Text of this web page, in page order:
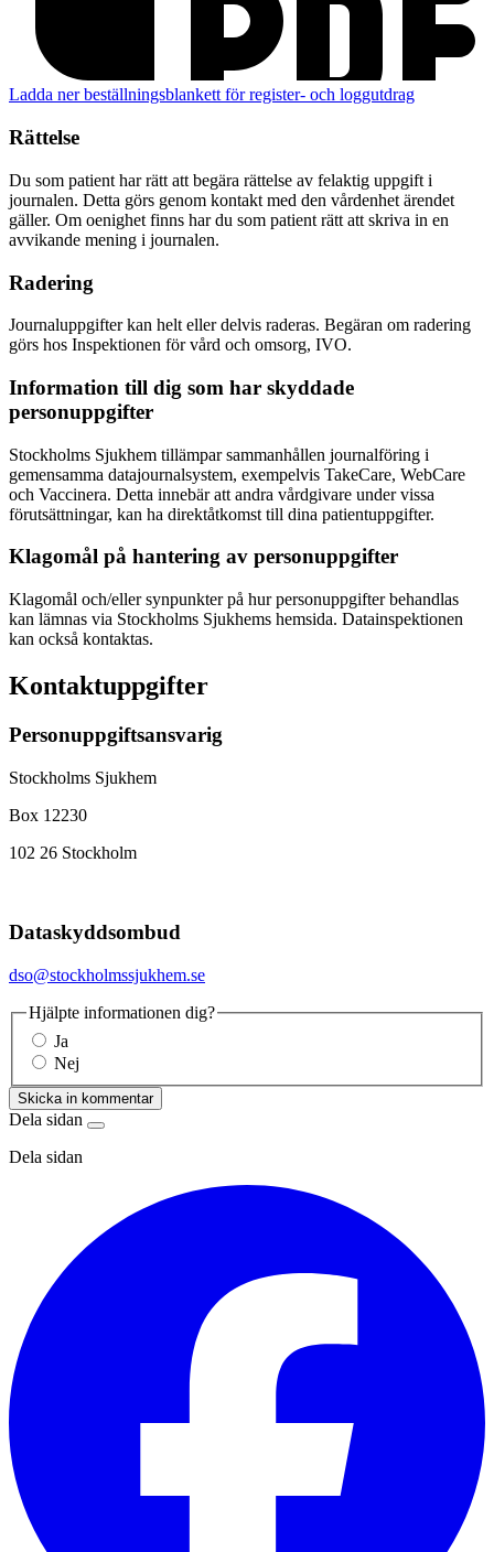
Ladda ner beställningsblankett för register- och loggutdrag
Rättelse
Du som patient har rätt att begära rättelse av felaktig uppgift i
journalen. Detta görs genom kontakt med den vårdenhet ärendet
gäller. Om oenighet finns har du som patient rätt att skriva in en
avvikande mening i journalen.
Radering
Journaluppgifter kan helt eller delvis raderas. Begäran om radering
görs hos Inspektionen för vård och omsorg, IVO.
Information till dig som har skyddade
personuppgifter
Stockholms Sjukhem tillämpar sammanhållen journalföring i
gemensamma datajournalsystem, exempelvis TakeCare, WebCare
och Vaccinera. Detta innebär att andra vårdgivare under vissa
förutsättningar, kan ha direktåtkomst till dina patientuppgifter.
Klagomål på hantering av personuppgifter
Klagomål och/eller synpunkter på hur personuppgifter behandlas
kan lämnas via Stockholms Sjukhems hemsida. Datainspektionen
kan också kontaktas.
Kontaktuppgifter
Personuppgiftsansvarig
Stockholms Sjukhem
Box 12230
102 26 Stockholm
Dataskyddsombud
dso@stockholmssjukhem.se
Hjälpte informationen dig?
Ja
Nej
Skicka in kommentar
Dela sidan
Dela sidan